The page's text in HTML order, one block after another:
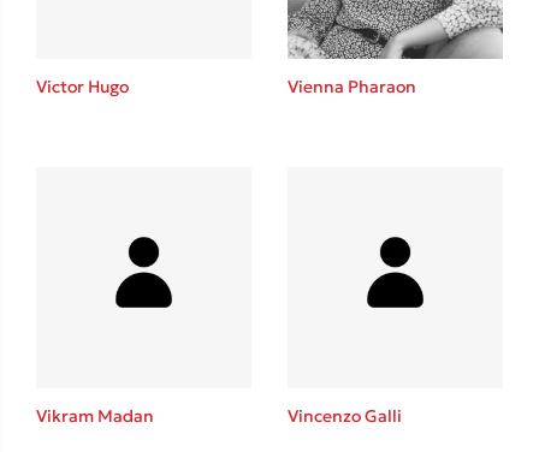
Victor Hugo Vienna Pharaon
Vikram Madan Vincenzo Galli